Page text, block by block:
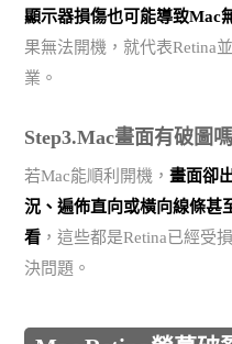
顯示器損傷也可能導致Mac
果無法開機，就代表Retina
業。
Step3.Mac畫面有破圖
若Mac能順利開機，畫面卻
況、遍佈直向或橫向線條甚
看 ，這些都是Retina已經受
決問題。